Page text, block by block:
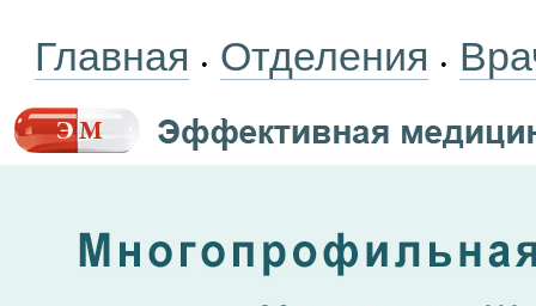
Главная • Отделения •